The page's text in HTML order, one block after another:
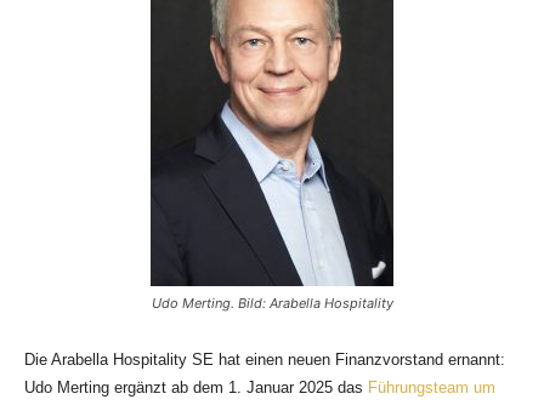
Udo Merting. Bild: Arabella Hospitality
Die Arabella Hospitality SE hat einen neuen Finanzvorstand ernannt:
Udo Merting ergänzt ab dem 1. Januar 2025 das Führungsteam um